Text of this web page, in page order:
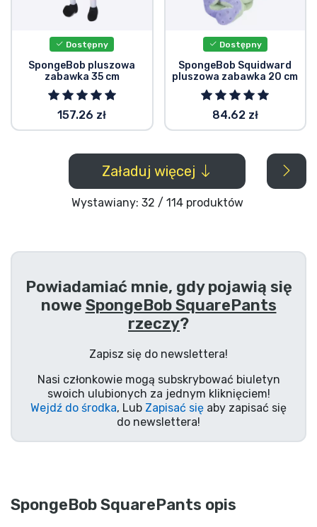
Dostępny
SpongeBob pluszowa
zabawka 35 cm
157.26 zł
Dostępny
SpongeBob Squidward
pluszowa zabawka 20 cm
84.62 zł
Załaduj więcej
Wystawiany: 32 / 114 produktów
Powiadamiać mnie, gdy pojawią się
nowe SpongeBob SquarePants
rzeczy?
Zapisz się do newslettera!
Nasi członkowie mogą subskrybować biuletyn
swoich ulubionych za jednym kliknięciem!
Wejdź do środka, Lub Zapisać się aby zapisać się
do newslettera!
SpongeBob SquarePants opis